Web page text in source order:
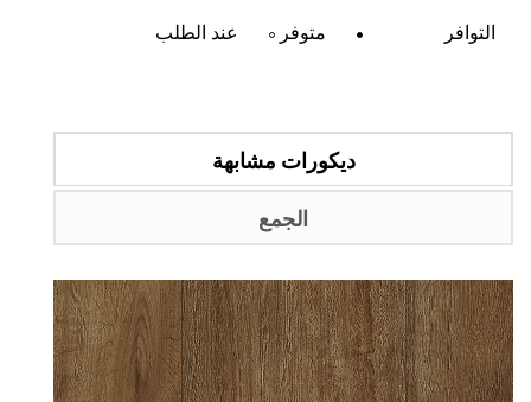
التوافر متوفر عند الطلب
ديكورات مشابهة
الجمع